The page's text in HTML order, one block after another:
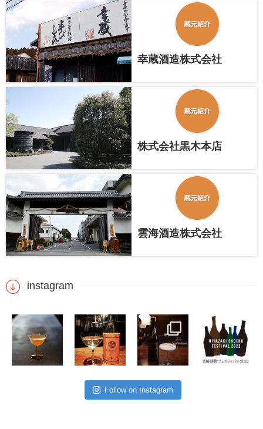
幸蔵酒造株式会社
株式会社黒木本店
雲海酒造株式会社
instagram
Follow on Instagram